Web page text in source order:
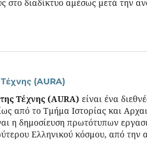
στο διαδίκτυο αμέσως μετά την
Τέχνης (AURA)
Τέχνης (AURA) είναι ένα
από το Τμήμα Ιστορίας και
η δημοσίευση πρωτότυπων
Ελληνικού κόσμου, από